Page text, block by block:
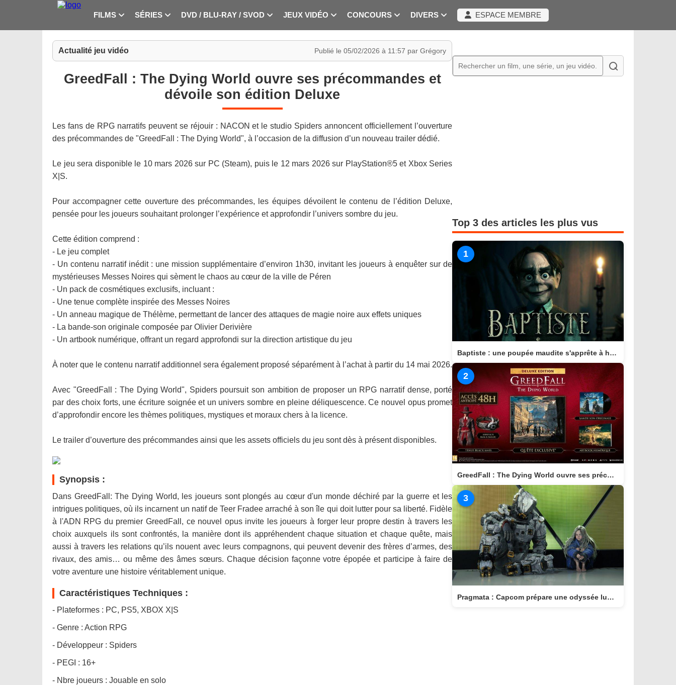
FILMS SÉRIES DVD / BLU-RAY / SVOD JEUX VIDÉO CONCOURS DIVERS ESPACE MEMBRE
Actualité jeu vidéo Publié le 05/02/2026 à 11:57 par Grégory
GreedFall : The Dying World ouvre ses précommandes et
dévoile son édition Deluxe
Les fans de RPG narratifs peuvent se réjouir : NACON et le studio Spiders annoncent officiellement l’ouverture
des précommandes de "GreedFall : The Dying World", à l’occasion de la diffusion d’un nouveau trailer dédié.
Le jeu sera disponible le 10 mars 2026 sur PC (Steam), puis le 12 mars 2026 sur PlayStation®5 et Xbox Series
X|S.
Pour accompagner cette ouverture des précommandes, les équipes dévoilent le contenu de l’édition Deluxe,
pensée pour les joueurs souhaitant prolonger l’expérience et approfondir l’univers sombre du jeu.
Cette édition comprend :
- Le jeu complet
- Un contenu narratif inédit : une mission supplémentaire d’environ 1h30, invitant les joueurs à enquêter sur de
mystérieuses Messes Noires qui sèment le chaos au cœur de la ville de Péren
- Un pack de cosmétiques exclusifs, incluant :
- Une tenue complète inspirée des Messes Noires
- Un anneau magique de Thélème, permettant de lancer des attaques de magie noire aux effets uniques
- La bande-son originale composée par Olivier Derivière
- Un artbook numérique, offrant un regard approfondi sur la direction artistique du jeu
À noter que le contenu narratif additionnel sera également proposé séparément à l’achat à partir du 14 mai 2026.
Avec "GreedFall : The Dying World", Spiders poursuit son ambition de proposer un RPG narratif dense, porté
par des choix forts, une écriture soignée et un univers sombre en pleine déliquescence. Ce nouvel opus promet
d’approfondir encore les thèmes politiques, mystiques et moraux chers à la licence.
Le trailer d’ouverture des précommandes ainsi que les assets officiels du jeu sont dès à présent disponibles.
Synopsis :
Dans GreedFall: The Dying World, les joueurs sont plongés au cœur d'un monde déchiré par la guerre et les
intrigues politiques, où ils incarnent un natif de Teer Fradee arraché à son île qui doit lutter pour sa liberté. Fidèle
à l'ADN RPG du premier GreedFall, ce nouvel opus invite les joueurs à forger leur propre destin à travers les
choix auxquels ils sont confrontés, la manière dont ils appréhendent chaque situation et chaque quête, mais
aussi à travers les relations qu’ils nouent avec leurs compagnons, qui peuvent devenir des frères d’armes, des
rivaux, des amis… ou même des âmes sœurs. Chaque décision façonne votre épopée et participe à faire de
votre aventure une histoire véritablement unique.
Caractéristiques Techniques :
- Plateformes : PC, PS5, XBOX X|S
- Genre : Action RPG
- Développeur : Spiders
- PEGI : 16+
- Nbre joueurs : Jouable en solo
Top 3 des articles les plus vus
1
Baptiste : une poupée maudite s'apprête à hanter consoles et PC en 2026
2
GreedFall : The Dying World ouvre ses précommandes et dévoile son édition Deluxe
3
Pragmata : Capcom prépare une odyssée lunaire ambitieuse pour avril 2026